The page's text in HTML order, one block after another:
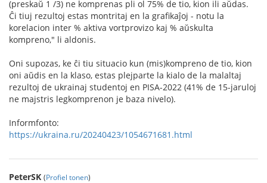
(preskaŭ 1 /3) ne komprenas pli ol 75% de tio, kion ili aŭdas.
Ĉi tiuj rezultoj estas montritaj en la grafikaĵoj - notu la
korelacion inter % aktiva vortprovizo kaj % aŭskulta
kompreno," li aldonis.
Oni supozas, ke ĉi tiu situacio kun (mis)kompreno de tio, kion
oni aŭdis en la klaso, estas plejparte la kialo de la malaltaj
rezultoj de ukrainaj studentoj en PISA-2022 (41% de 15-jaruloj
ne majstris legkomprenon je baza nivelo).
Informfonto:
https://ukraina.ru/20240423/1054671681.html
PeterSK (Profiel tonen)